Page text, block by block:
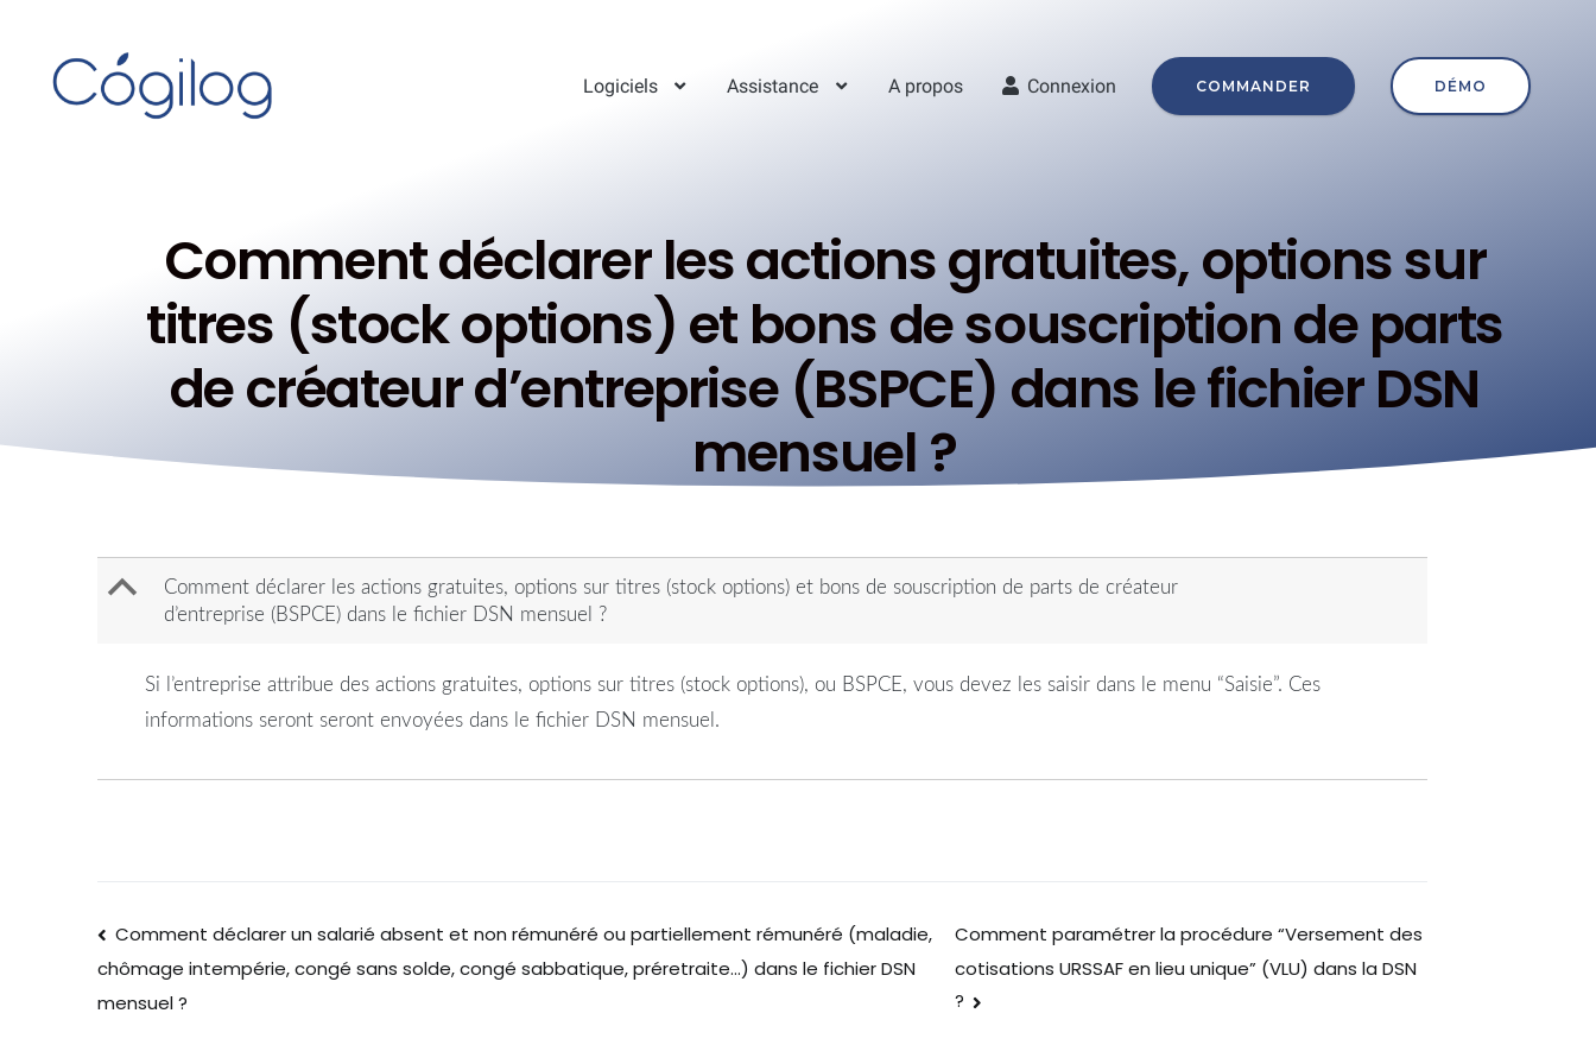
Logiciels Assistance A propos Connexion COMMANDER DÉMO
Comment déclarer les actions gratuites, options sur
titres (stock options) et bons de souscription de parts
de créateur d’entreprise (BSPCE) dans le fichier DSN
mensuel ?
B
Comment déclarer les actions gratuites, options sur titres (stock options) et bons de souscription de parts de créateur
d’entreprise (BSPCE) dans le fichier DSN mensuel ?
Si l’entreprise attribue des actions gratuites, options sur titres (stock options), ou BSPCE, vous devez les saisir dans le menu “Saisie”. Ces
informations seront seront envoyées dans le fichier DSN mensuel.
Comment déclarer un salarié absent et non rémunéré ou partiellement rémunéré (maladie,
chômage intempérie, congé sans solde, congé sabbatique, préretraite…) dans le fichier DSN
mensuel ?
Comment paramétrer la procédure “Versement des
cotisations URSSAF en lieu unique” (VLU) dans la DSN
?